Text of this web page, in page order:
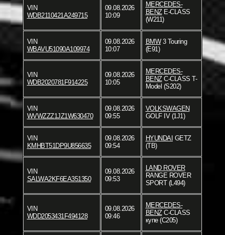
VIN
WDB2110421A249715
09.08.2026
10:09
MERCEDES-
BENZE-CLASS
(W211)
VIN
WBAVU51090A109974
09.08.2026
10:07
BMW3 Touring
(E91)
VIN
WDB2020781F914225
09.08.2026
10:05
MERCEDES-
BENZC-CLASS T-
Model (S202)
VIN
WVWZZZ1JZ1W630470
09.08.2026
09:55
VOLKSWAGEN
GOLF IV (1J1)
VIN
KMHBT51DP9U856635
09.08.2026
09:54
HYUNDAI GETZ
(TB)
VIN
SALWA2KF6EA351350
09.08.2026
09:53
LAND ROVER
RANGE ROVER
SPORT (L494)
VIN
WDD2053431F494128
09.08.2026
09:46
MERCEDES-
BENZC-CLASS
купе (C205)